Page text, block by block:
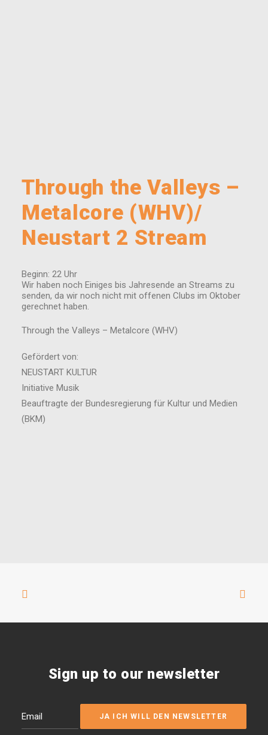
Through the Valleys –
Metalcore (WHV)/
Neustart 2 Stream
Beginn: 22 Uhr
Wir haben noch Einiges bis Jahresende an Streams zu
senden, da wir noch nicht mit offenen Clubs im Oktober
gerechnet haben.
Through the Valleys – Metalcore (WHV)
Gefördert von:
NEUSTART KULTUR
Initiative Musik
Beauftragte der Bundesregierung für Kultur und Medien
(BKM)
Sign up to our newsletter